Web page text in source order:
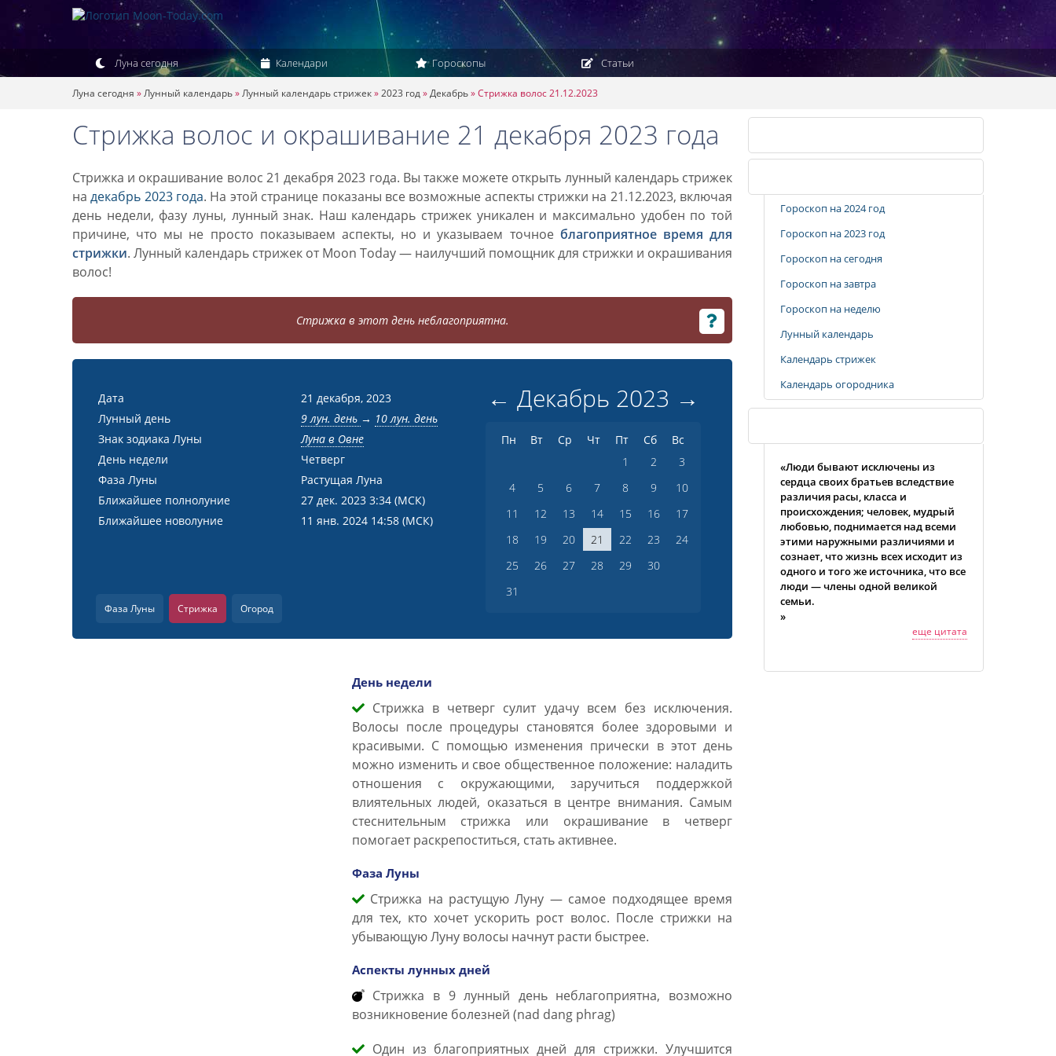
Луна сегодня Календари Гороскопы Статьи
Луна сегодня »Лунный календарь»Лунный календарь стрижек»2023 год»Декабрь»Стрижка волос 21.12.2023
Стрижка волос и окрашивание 21 декабря 2023 года
Стрижка и окрашивание волос 21 декабря 2023 года. Вы также можете открыть лунный календарь стрижек
надекабрь 2023 года. На этой странице показаны все возможные аспекты стрижки на 21.12.2023, включая
день недели, фазу луны, лунный знак. Наш календарь стрижек уникален и максимально удобен по той
причине, что мы не просто показываем аспекты, но и указываем точное благоприятное время для
стрижки. Лунный календарь стрижек от Moon Today — наилучший помощник для стрижки и окрашивания
волос!
Стрижка в этот день неблагоприятна.
Дата
21 декабря, 2023
Лунный день
9 лун. день → 10 лун. день
Знак зодиака Луны
Луна в Овне
День недели
Четверг
Фаза Луны
Растущая Луна
Ближайшее полнолуние
27 дек. 2023 3:34 (МСК)
Ближайшее новолуние
11 янв. 2024 14:58 (МСК)
← Декабрь 2023 →
Пн Вт Ср Чт Пт Сб
Вс
1
2
3
4
5 6 7 8 9
10
11
12 13 14 15 16
17
18
19 20 21 22 23
24
25
26 27 28 29
30
31
Фаза Луны Стрижка Огород
День недели
Cтрижка в четверг сулит удачу всем без исключения.
Волосы после процедуры становятся более здоровыми и
красивыми. С помощью изменения прически в этот день
можно изменить и свое общественное положение: наладить
отношения с окружающими, заручиться поддержкой
влиятельных людей, оказаться в центре внимания. Самым
стеснительным стрижка или окрашивание в четверг
помогает раскрепоститься, стать активнее.
Фаза Луны
Стрижка на растущую Луну — самое подходящее время
для тех, кто хочет ускорить рост волос. После стрижки на
убывающую Луну волосы начнут расти быстрее.
Аспекты лунных дней
Стрижка в 9 лунный день неблагоприятна, возможно
возникновение болезней (nad dang phrag)
Один из благоприятных дней для стрижки. Улучшится
Гороскоп на 2024 год
Гороскоп на 2023 год
Гороскоп на сегодня
Гороскоп на завтра
Гороскоп на неделю
Лунный календарь
Календарь стрижек
Календарь огородника
«Люди бывают исключены из
сердца своих братьев вследствие
различия расы, класса и
происхождения; человек, мудрый
любовью, поднимается над всеми
этими наружными различиями и
сознает, что жизнь всех исходит из
одного и того же источника, что все
люди — члены одной великой
семьи.
»
еще цитата